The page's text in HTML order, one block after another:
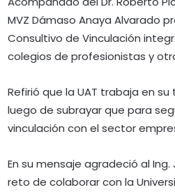
MVZ Dámaso Anaya Alvarado
Consultivo de Vinculación
colegios de profesionistas y
Refirió que la UAT trabaja en
luego de subrayar que para
vinculación con el sector
En su mensaje agradeció al
reto de colaborar con la